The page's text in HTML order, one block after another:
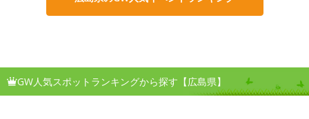
GW人気スポットランキングから探す【広島県】